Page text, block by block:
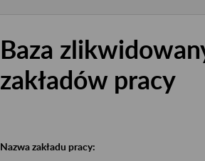
Baza
zakładów pracy
Nazwa zakładu pracy: